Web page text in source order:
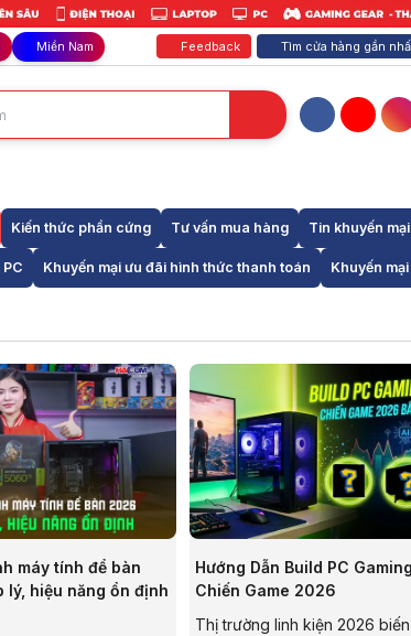
Miền Nam Feedback Tìm cửa hàng gần
Facebook
Kiến thức phần cứng Tư vấn mua hàng Tin khuyến mại
Khuyến mại ưu đãi hình thức thanh toán Khuyến
máy tính để bàn
lý, hiệu năng ổn định
Hướng Dẫn Build PC
Chiến Game 2026
Thị trường linh kiện 2026